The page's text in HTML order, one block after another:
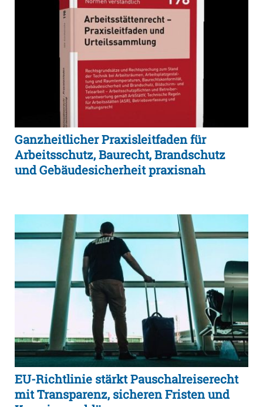
Ganzheitlicher Praxisleitfaden für
Arbeitsschutz, Baurecht, Brandschutz
und Gebäudesicherheit praxisnah
EU-Richtlinie stärkt Pauschalreiserecht
mit Transparenz, sicheren Fristen und